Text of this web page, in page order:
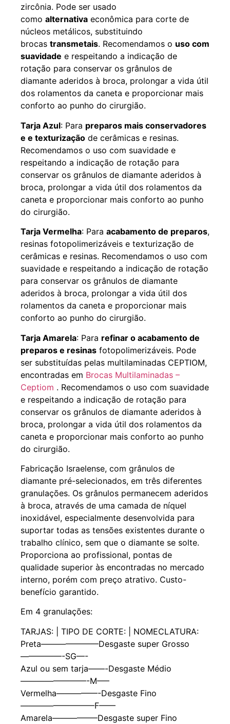
zircônia. Pode ser usado
como alternativa econômica para corte de
núcleos metálicos, substituindo
brocas transmetais. Recomendamos o uso com
suavidade e respeitando a indicação de
rotação para conservar os grânulos de
diamante aderidos à broca, prolongar a vida útil
dos rolamentos da caneta e proporcionar mais
conforto ao punho do cirurgião.
Tarja Azul: Para preparos mais conservadores
e e texturização de cerâmicas e resinas.
Recomendamos o uso com suavidade e
respeitando a indicação de rotação para
conservar os grânulos de diamante aderidos à
broca, prolongar a vida útil dos rolamentos da
caneta e proporcionar mais conforto ao punho
do cirurgião.
Tarja Vermelha: Para acabamento de preparos,
resinas fotopolimerizáveis e texturização de
cerâmicas e resinas. Recomendamos o uso com
suavidade e respeitando a indicação de rotação
para conservar os grânulos de diamante
aderidos à broca, prolongar a vida útil dos
rolamentos da caneta e proporcionar mais
conforto ao punho do cirurgião.
Tarja Amarela: Para refinar o acabamento de
preparos e resinas fotopolimerizáveis. Pode
ser substituídas pelas multilaminadas CEPTIOM,
encontradas em Brocas Multilaminadas –
Ceptiom . Recomendamos o uso com suavidade
e respeitando a indicação de rotação para
conservar os grânulos de diamante aderidos à
broca, prolongar a vida útil dos rolamentos da
caneta e proporcionar mais conforto ao punho
do cirurgião.
Fabricação Israelense, com grânulos de
diamante pré-selecionados, em três diferentes
granulações. Os grânulos permanecem aderidos
à broca, através de uma camada de níquel
inoxidável, especialmente desenvolvida para
suportar todas as tensões existentes durante o
trabalho clínico, sem que o diamante se solte.
Proporciona ao profissional, pontas de
qualidade superior às encontradas no mercado
interno, porém com preço atrativo. Custo-
benefício garantido.
Em 4 granulações:
TARJAS: | TIPO DE CORTE: | NOMECLATURA:
Preta———————Desgaste super Grosso
—————-SG—-
Azul ou sem tarja——-Desgaste Médio
————————-M—–
Vermelha—————-Desgaste Fino
—————————F——
Amarela—————–Desgaste super Fino